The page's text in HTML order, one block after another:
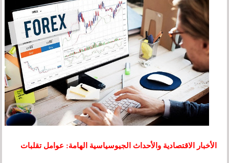
الأخبار الاقتصادية والأحداث الجيوسياسية الهامة: عوامل تقلبات